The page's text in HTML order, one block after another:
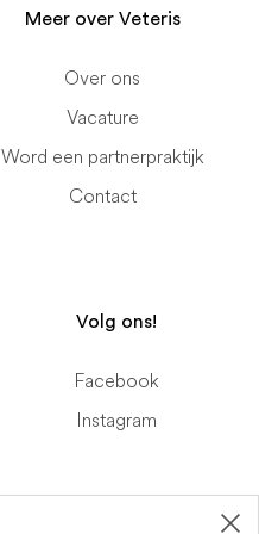
Meer over Veteris
Over ons
Vacature
Word een partnerpraktijk
Contact
Volg ons!
Facebook
Instagram